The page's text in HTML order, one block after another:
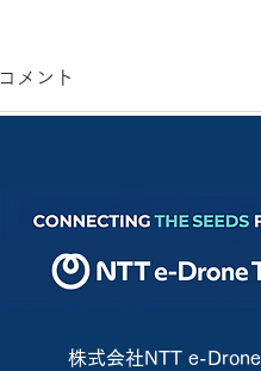
新型鳥獣害対策機「
提供開始
コメント
株式会社NTT e-